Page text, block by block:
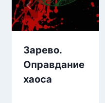
Зарево.
Оправдание
хаоса